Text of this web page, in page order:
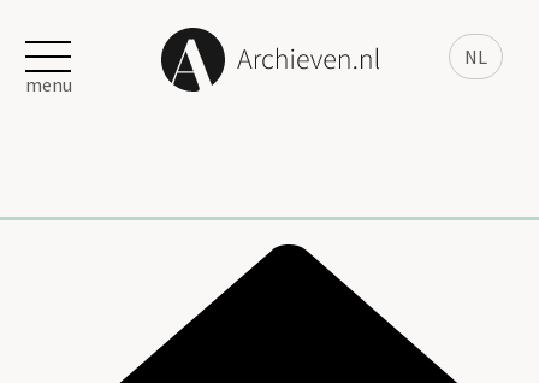
NL
menu